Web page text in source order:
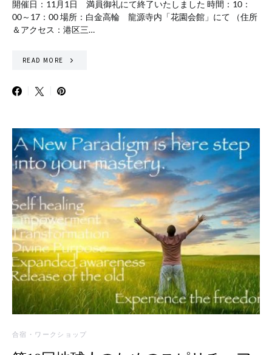
開催日：11月1日 満員御礼にて終了いたしました 時間：10：
00～17：00 場所：白金高輪 龍源寺内「花園会館」にて （住所
＆アクセス：港区三…
READ MORE
合宿・ワークショップ